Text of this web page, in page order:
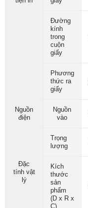
Đường
kính
trong
cuộn
giấy
Phương
thức ra
giấy
Nguồn
điện
Nguồn
vào
Đặc
tính vật
lý
Trọng
lượng
Kích
thước
sản
phẩm
(D x R x
C)